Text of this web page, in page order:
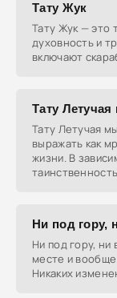
Тату Жук
Тату Жук — это
духовность и
включают
Тату
Тату Летучая
выражать как
жизни. В
Ни под гору,
Ни под гору, ни
месте и
Никаких